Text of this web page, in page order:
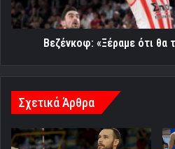
Φουρνιέ!»
Βεζένκοφ: «Ξέραμε ότι θα
Σχετικά Άρθρα